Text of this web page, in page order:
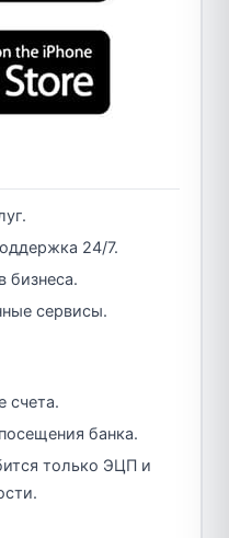
24/7.
бизнеса.
сервисы.
счета.
банка.
только ЭЦП и